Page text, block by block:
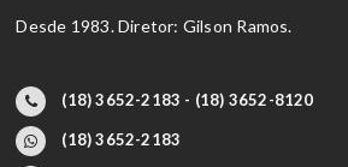
Desde 1983. Diretor: Gilson Ramos.
(18) 3652-2183 - (18) 3652-8120
(18) 3652-2183